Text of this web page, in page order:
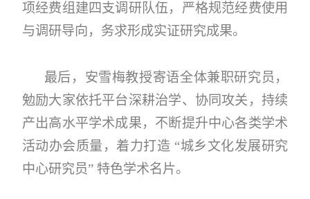
项经费组建四支调研队伍，严格规范经费使用
与调研导向，务求形成实证研究成果。
最后，安雪梅教授寄语全体兼职研究员，
勉励大家依托平台深耕治学、协同攻关，持续
产出高水平学术成果，不断提升中心各类学术
活动办会质量，着力打造 “城乡文化发展研究
中心研究员” 特色学术名片。